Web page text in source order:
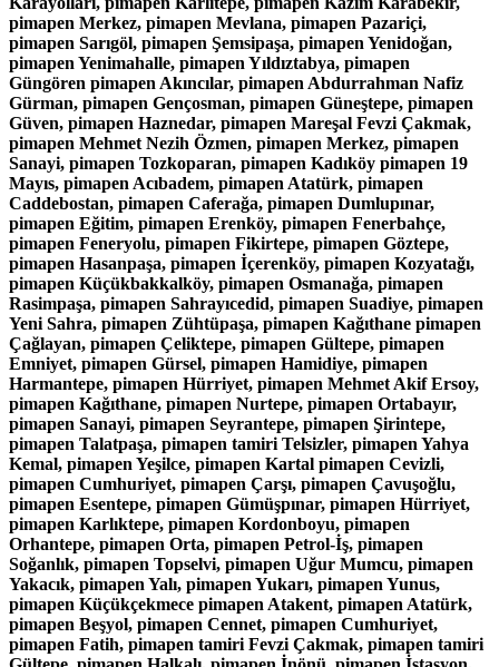
pimapen Merkez, pimapen Mevlana, pimapen Pazariçi,
pimapen Sarıgöl, pimapen Şemsipaşa, pimapen Yenidoğan,
pimapen Yenimahalle, pimapen Yıldıztabya, pimapen
Güngören pimapen Akıncılar, pimapen Abdurrahman Nafiz
Gürman, pimapen Gençosman, pimapen Güneştepe, pimapen
Güven, pimapen Haznedar, pimapen Mareşal Fevzi Çakmak,
pimapen Mehmet Nezih Özmen, pimapen Merkez, pimapen
Sanayi, pimapen Tozkoparan, pimapen Kadıköy pimapen 19
Mayıs, pimapen Acıbadem, pimapen Atatürk, pimapen
Caddebostan, pimapen Caferağa, pimapen Dumlupınar,
pimapen Eğitim, pimapen Erenköy, pimapen Fenerbahçe,
pimapen Feneryolu, pimapen Fikirtepe, pimapen Göztepe,
pimapen Hasanpaşa, pimapen İçerenköy, pimapen Kozyatağı,
pimapen Küçükbakkalköy, pimapen Osmanağa, pimapen
Rasimpaşa, pimapen Sahrayıcedid, pimapen Suadiye, pimapen
Yeni Sahra, pimapen Zühtüpaşa, pimapen Kağıthane pimapen
Çağlayan, pimapen Çeliktepe, pimapen Gültepe, pimapen
Emniyet, pimapen Gürsel, pimapen Hamidiye, pimapen
Harmantepe, pimapen Hürriyet, pimapen Mehmet Akif Ersoy,
pimapen Kağıthane, pimapen Nurtepe, pimapen Ortabayır,
pimapen Sanayi, pimapen Seyrantepe, pimapen Şirintepe,
pimapen Talatpaşa, pimapen tamiri Telsizler, pimapen Yahya
Kemal, pimapen Yeşilce, pimapen Kartal pimapen Cevizli,
pimapen Cumhuriyet, pimapen Çarşı, pimapen Çavuşoğlu,
pimapen Esentepe, pimapen Gümüşpınar, pimapen Hürriyet,
pimapen Karlıktepe, pimapen Kordonboyu, pimapen
Orhantepe, pimapen Orta, pimapen Petrol-İş, pimapen
Soğanlık, pimapen Topselvi, pimapen Uğur Mumcu, pimapen
Yakacık, pimapen Yalı, pimapen Yukarı, pimapen Yunus,
pimapen Küçükçekmece pimapen Atakent, pimapen Atatürk,
pimapen Beşyol, pimapen Cennet, pimapen Cumhuriyet,
pimapen Fatih, pimapen tamiri Fevzi Çakmak, pimapen tamiri